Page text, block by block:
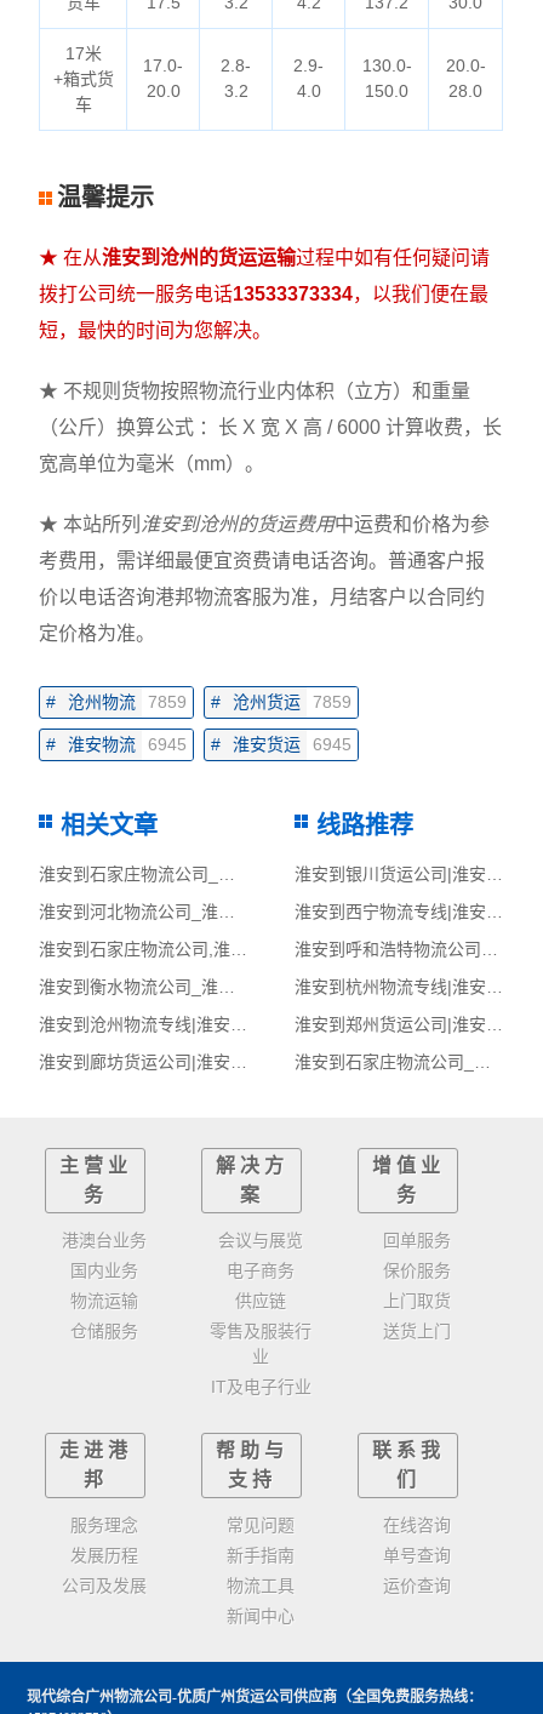
17米
+箱式货
车
17.0-
20.0
2.8-
3.2
2.9-
4.0
130.0-
150.0
20.0-
28.0
温馨提示
★ 在从淮安到沧州的货运运输过程中如有任何疑问请
拨打公司统一服务电话13533373334，以我们便在最
短，最快的时间为您解决。
★ 不规则货物按照物流行业内体积（立方）和重量
（公斤）换算公式 ：长 X 宽 X 高 / 6000 计算收费，长
宽高单位为毫米（mm）。
★ 本站所列 淮安到沧州的货运费用中运费和价格为参
考费用，需详细最便宜资费请电话咨询。普通客户报
价以电话咨询港邦物流客服为准，月结客户以合同约
定价格为准。
# 沧州物流 7859 # 沧州货运 7859
# 淮安物流 6945 # 淮安货运 6945
相关文章
淮安到石家庄物流公司_淮安到石家庄货运_淮安至石家庄物流专线
淮安到河北物流公司_淮安到河北货运_淮安至河北物流专线
淮安到石家庄物流公司,淮安物流到石家庄,淮安至石家庄物流专线
淮安到衡水物流公司_淮安到衡水货运_淮安至衡水物流专线
淮安到沧州物流专线|淮安至沧州货运公司
淮安到廊坊货运公司|淮安到廊坊货运专线
线路推荐
淮安到银川货运公司|淮安到银川货运专线
淮安到西宁物流专线|淮安至西宁货运公司
淮安到呼和浩特物流公司_淮安到呼和浩特货运_淮安至呼和浩特物流专线
淮安到杭州物流专线|淮安至杭州货运公司
淮安到郑州货运公司|淮安到郑州货运专线
淮安到石家庄物流公司_淮安到石家庄货运_淮安至石家庄物流专线
主营业
务
港澳台业务
国内业务
物流运输
仓储服务
解决方
案
会议与展览
电子商务
供应链
零售及服装行
业
IT及电子行业
增值业
务
回单服务
保价服务
上门取货
送货上门
走进港
邦
服务理念
发展历程
公司及发展
帮助与
支持
常见问题
新手指南
物流工具
新闻中心
联系我
们
在线咨询
单号查询
运价查询
现代综合广州物流公司-优质广州货运公司供应商 （全国免费服务热线：